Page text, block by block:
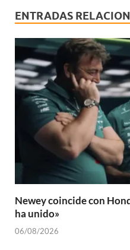
ENTRADAS
Newey coincide con
ha unido»
06/08/2026